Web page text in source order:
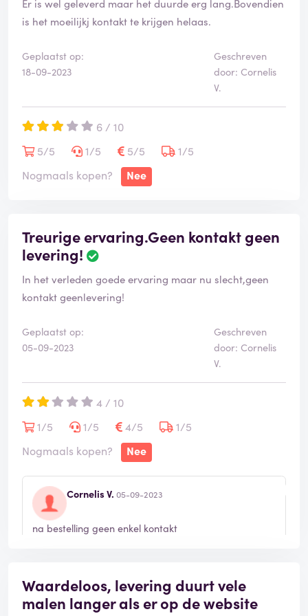
En is aan het genieten van HET GEJATTE geld van vele
gedupeerden.
Nou ik hoop dat meneer Marc O alias de directeur van
“marnan modelbouw” ECHT buikgriep krijgt maar dan
chronisch!!
Er is wel geleverd maar het duurde erg lang.Bovendien
is het moeilijkj kontakt te krijgen helaas.
Geplaatst op:
18-09-2023
Geschreven
door: Cornelis
V.
6 / 10
5/5
1/5 5/5
1/5
Nogmaals kopen?
Nee
Treurige ervaring.Geen kontakt geen
levering!
In het verleden goede ervaring maar nu slecht,geen
kontakt geenlevering!
Geplaatst op:
05-09-2023
Geschreven
door: Cornelis
V.
4 / 10
1/5
1/5 4/5
1/5
Nogmaals kopen?
Nee
Cornelis V. 05-09-2023
na bestelling geen enkel kontakt
Waardeloos, levering duurt vele
malen langer als er op de website